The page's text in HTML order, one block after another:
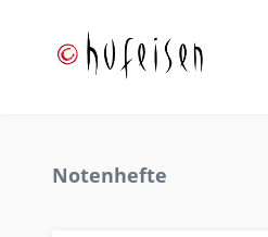
Notenhefte